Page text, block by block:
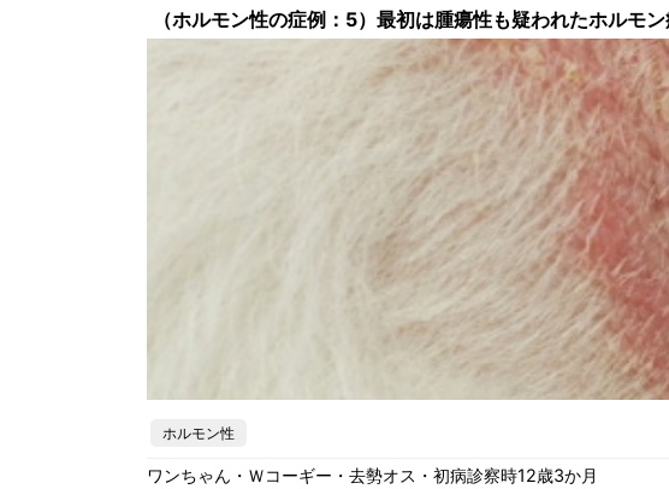
（ホルモン性の症例：5）最初は腫瘍性も疑われたホルモ
ホルモン性
ワンちゃん・Ｗコーギー・去勢オス・初病診察時12歳3か月